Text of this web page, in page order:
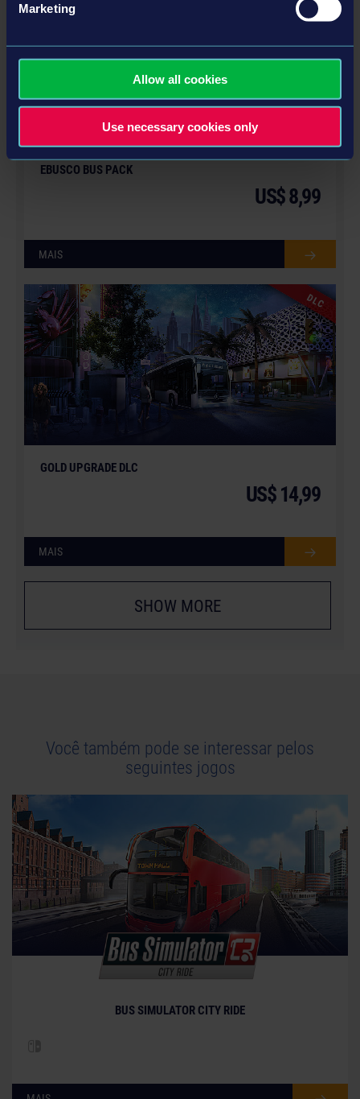
Marketing
Allow all cookies
Use necessary cookies only
© [Translate to Portuguese (Brazil):]
EBUSCO BUS PACK
US$ 8,99
MAIS
DLC
GOLD UPGRADE DLC
US$ 14,99
MAIS
SHOW MORE
Você também pode se interessar pelos
seguintes jogos
BUS SIMULATOR CITY RIDE